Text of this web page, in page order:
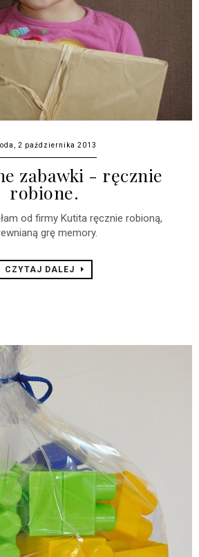
2 października 2013
zabawki - ręcznie
robione.
od firmy Kutita ręcznie robioną,
grę memory.
CZYTAJ DALEJ